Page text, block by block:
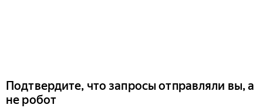
Подтвердите, что запросы отправляли вы, а
не робот